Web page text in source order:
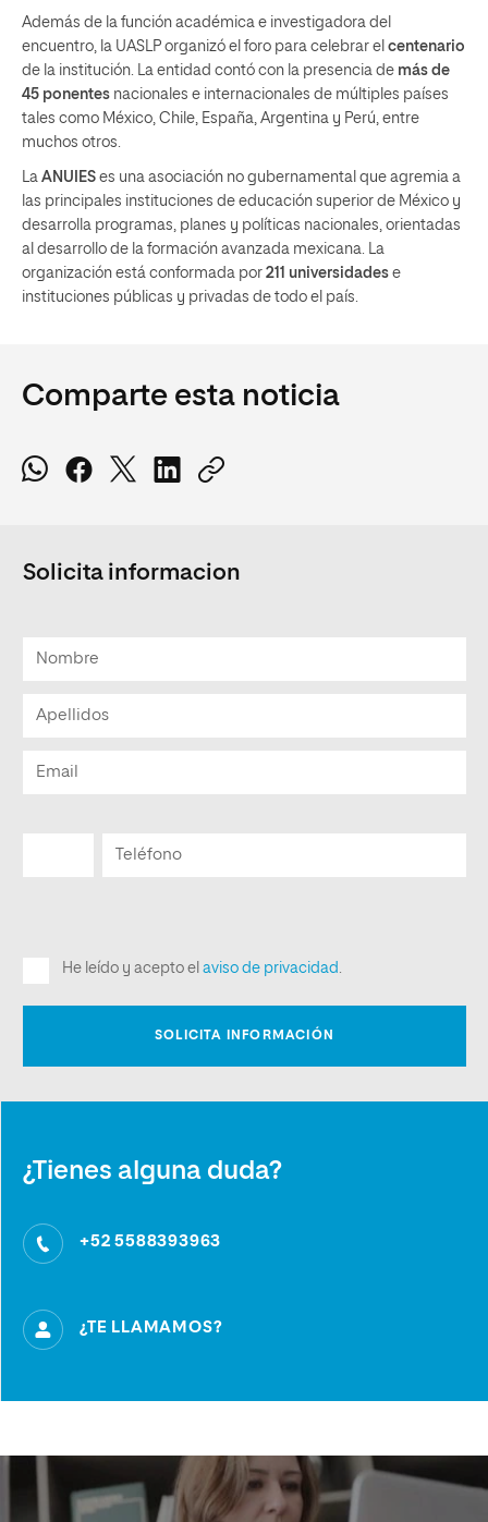
Además de la función académica e investigadora del
encuentro, la UASLP organizó el foro para celebrar el centenario
de la institución. La entidad contó con la presencia de más de
45 ponentes nacionales e internacionales de múltiples países
tales como México, Chile, España, Argentina y Perú, entre
muchos otros.
La ANUIES es una asociación no gubernamental que agremia a
las principales instituciones de educación superior de México y
desarrolla programas, planes y políticas nacionales, orientadas
al desarrollo de la formación avanzada mexicana. La
organización está conformada por 211 universidades e
instituciones públicas y privadas de todo el país.
Comparte esta noticia
Solicita informacion
¿Tienes alguna duda?
+52 5588393963
¿TE LLAMAMOS?